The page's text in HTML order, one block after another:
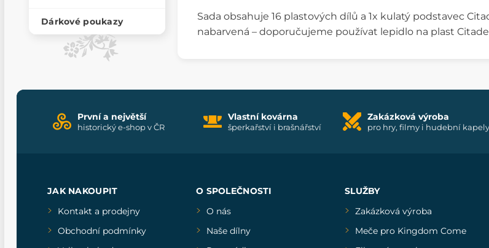
Dárkové poukazy
Sada obsahuje 16 plastových dílů a 1x kulatý podstavec
nabarvená – doporučujeme používat lepidlo na plast
První a největší
historický e-shop v ČR
Vlastní kovárna
šperkařství i brašnářství
Zakázková výroba
pro hry, filmy i hudební kapely
JAK NAKOUPIT
Kontakt a prodejny
Obchodní podmínky
O SPOLEČNOSTI
O nás
Naše dílny
SLUŽBY
Zakázková výroba
Meče pro Kingdom Come